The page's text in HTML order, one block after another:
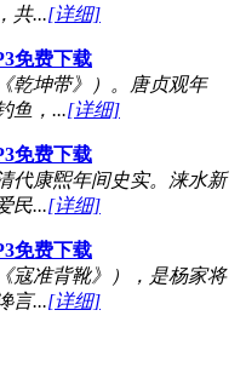
共...[详细]
免费下载
乾坤带》）。唐贞观年
鱼，...[详细]
免费下载
代康煕年间史实。涞水新
民...[详细]
免费下载
寇准背靴》），是杨家将
言...[详细]